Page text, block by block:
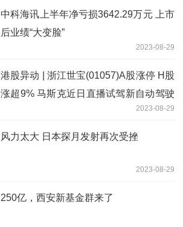
中科海讯上半年净亏损3642.29万元 上市
后业绩“大变脸”
2023-08-29
港股异动 | 浙江世宝(01057)A股涨停 H股
涨超9% 马斯克近日直播试驾新自动驾驶
2023-08-29
风力太大 日本探月发射再次受挫
2023-08-29
250亿，西安新基金群来了